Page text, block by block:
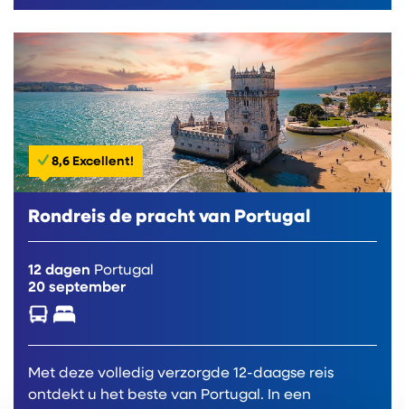
8,6 Excellent!
Rondreis de pracht van Portugal
12 dagen Portugal
20 september
Met deze volledig verzorgde 12-daagse reis
ontdekt u het beste van Portugal. In een